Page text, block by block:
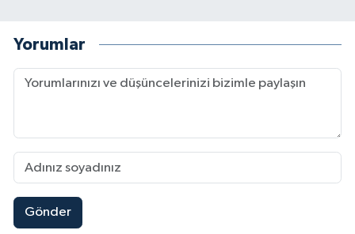
Yorumlar
Gönder